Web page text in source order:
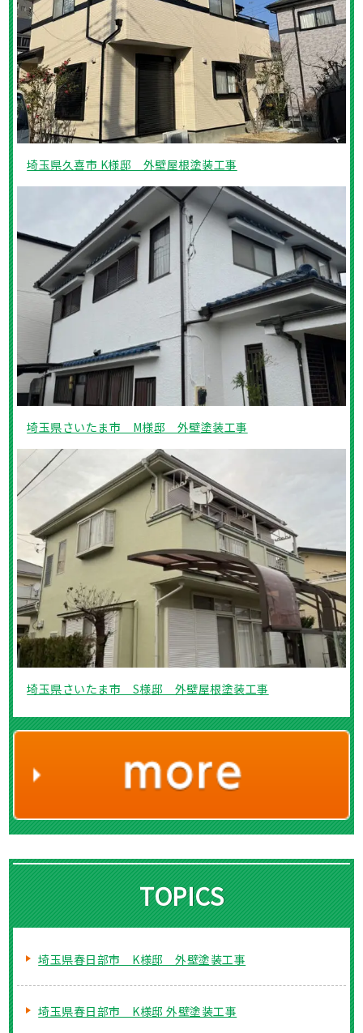
埼玉県久喜市 K様邸 外壁屋根塗装工事
埼玉県さいたま市 M様邸 外壁塗装工事
埼玉県さいたま市 S様邸 外壁屋根塗装工事
TOPICS
埼玉県春日部市 K様邸 外壁塗装工事
埼玉県春日部市 K様邸 外壁塗装工事